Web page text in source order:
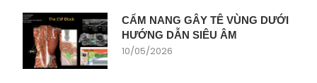
CẨM NANG GÂY TÊ VÙNG DƯỚI
HƯỚNG DẪN SIÊU ÂM
10/05/2026